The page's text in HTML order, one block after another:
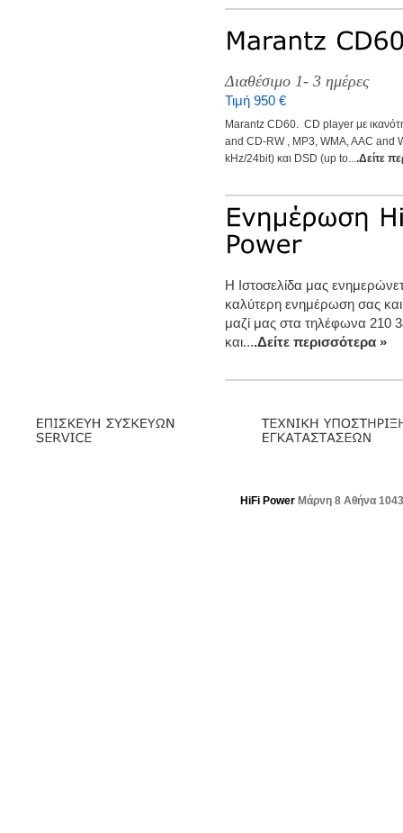
Διαθέσιμο 1- 3 ημέρες
Τιμή 950 €
Marantz CD60. CD player με
and CD-RW , MP3, WMA, AAC and
kHz/24bit) και DSD (up to....Δείτε
Η Ιστοσελίδα μας
καλύτερη ενημέρωση σας
μαζί μας στα τηλέφωνα 210
και....Δείτε περισσότερα »
HiFi Power Μάρνη 8 Αθήνα